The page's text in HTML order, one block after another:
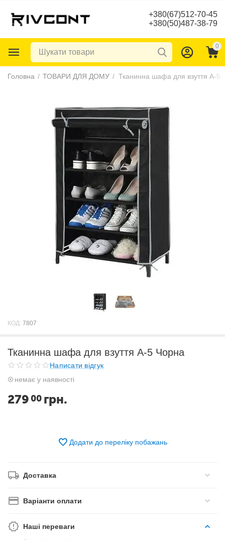
+380(67)512-70-45
+380(50)487-38-79
0
Головна / ТОВАРИ ДЛЯ ДОМУ / Тканинна шафа для взуття А-5
КОД: 7807
Тканинна шафа для взуття А-5 Чорна
Написати відгук
немає у наявності
279 00 грн.
Додати до переліку побажань
Доставка
Варіанти оплати
Наші переваги